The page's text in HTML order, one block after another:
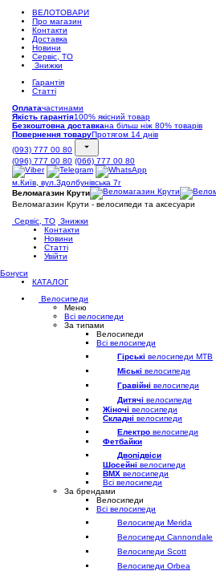
ВЕЛОТОВАРИ
Про магазин
Контакти
Доставка
Новини
Сервіс, ТО
Знижки
Гарантія
Статті
Оплатачастинами
Якість гарантія100% якісний товар
Безкоштовна доставкана більш ніж 80% товарів
Повернення товаруПротягом 14 днів
(093) 777 00 80
(096) 777 00 80 (066) 777 00 80
м.Київ, вул.Здолбунівська 7г
Веломагазин Крути
Веломагазин Крути - велосипеди та аксесуари
Сервіс, ТО Знижки
Контакти
Новини
Статті
Увійти
Бонуси
КАТАЛОГ
Велосипеди
Меню
Всі велосипеди
За типами
Велосипеди
Всі велосипеди
Гірські велосипеди MTB
Міські велосипеди
Гравійні велосипеди
Дитячі велосипеди
Жіночі велосипеди
Складні велосипеди
Електро велосипеди
Фетбайки
Двопідвіси
Шосейні велосипеди
BMX велосипеди
Всі велосипеди
За брендами
Велосипеди
Всі велосипеди
Велосипеди Merida
Велосипеди Cannondale
Велосипеди Scott
Велосипеди Orbea